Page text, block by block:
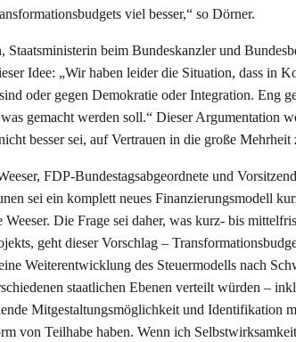
viel besser,“ so Dörner.
Staatsministerin beim Bundeskanzler und
Idee: „Wir haben leider die Situation, dass in
oder gegen Demokratie oder Integration. Eng
gemacht werden soll.“ Dieser Argumentation
besser sei, auf Vertrauen in die große Mehrheit
FDP-Bundestagsabgeordnete und
sei ein komplett neues Finanzierungsmodell
Weeser. Die Frage sei daher, was kurz- bis
geht dieser Vorschlag –
Weiterentwicklung des Steuermodells nach
staatlichen Ebenen verteilt würden –
Mitgestaltungsmöglichkeit und Identifikation
von Teilhabe haben. Wenn ich